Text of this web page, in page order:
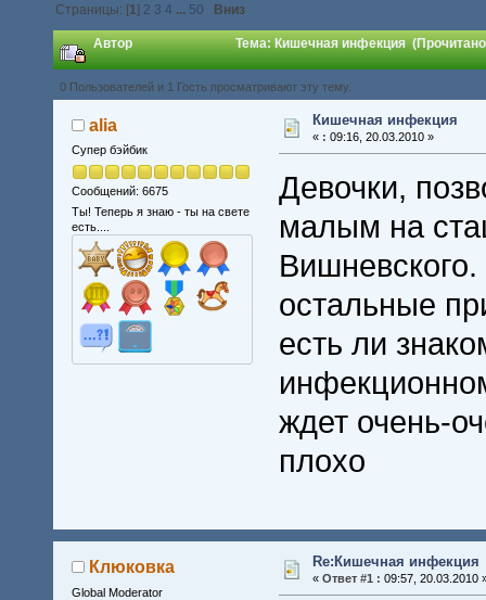
Страницы: [1] 2 3 4 ... 50 Вниз
Автор Тема: Кишечная инфекция (Прочитано
0 Пользователей и 1 Гость просматривают эту тему.
alia
Супер бэйбик
Сообщений: 6675
Ты! Теперь я знаю - ты на свете
есть....
Кишечная инфекция
« : 09:16, 20.03.2010 »
Девочки,
малым на
остальные
есть ли
ждет очень-
плохо
Клюковка
Global Moderator
Re:Кишечная инфекция
« Ответ #1 : 09:57, 20.03.2010